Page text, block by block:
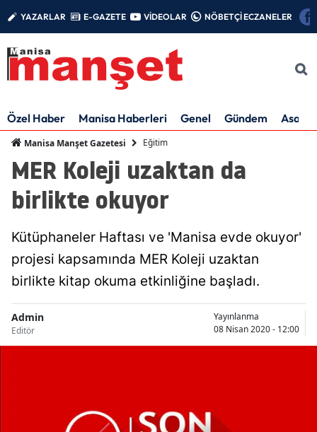
YAZARLAR E-GAZETE VİDEOLAR NÖBETÇİ ECZANELER
Özel Haber Manisa Haberleri Genel Gündem Asayiş
Manisa Manşet Gazetesi Eğitim
MER Koleji uzaktan da
birlikte okuyor
Kütüphaneler Haftası ve 'Manisa evde okuyor'
projesi kapsamında MER Koleji uzaktan
birlikte kitap okuma etkinliğine başladı.
Admin
Editör
Yayınlanma
08 Nisan 2020 - 12:00